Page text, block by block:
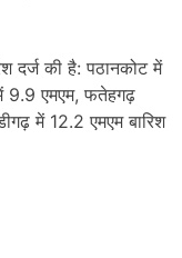
दर्ज की है: पठानकोट में
9.9 एमएम, फतेहगढ़
में 12.2 एमएम बारिश